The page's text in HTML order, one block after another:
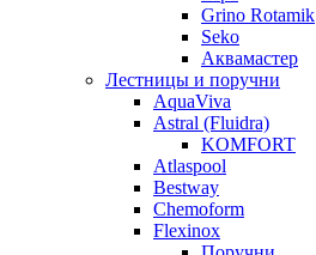
Grino Rotamik
Seko
Аквамастер
Лестницы и поручни
AquaViva
Astral (Fluidra)
KOMFORT
Atlaspool
Bestway
Chemoform
Flexinox